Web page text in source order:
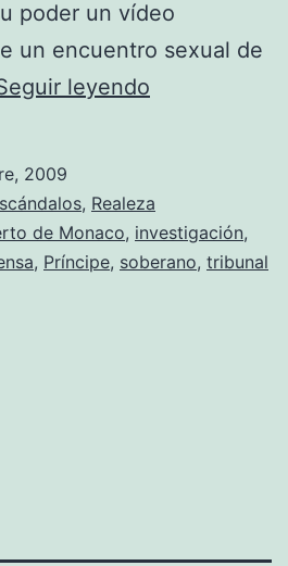
poder un vídeo
un encuentro sexual de
leyendo
espiado
por
sus
2009
, Realeza
de Monaco, investigación,
, Príncipe, soberano, tribunal